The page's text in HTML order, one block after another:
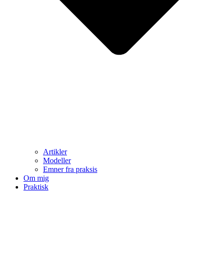
Artikler
Modeller
Emner fra praksis
Om mig
Praktisk